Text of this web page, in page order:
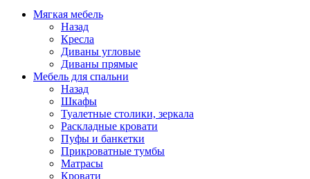
Мягкая мебель
Назад
Кресла
Диваны угловые
Диваны прямые
Мебель для спальни
Назад
Шкафы
Туалетные столики, зеркала
Раскладные кровати
Пуфы и банкетки
Прикроватные тумбы
Матрасы
Кровати